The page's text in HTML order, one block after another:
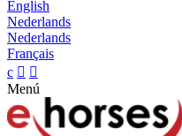
English
Nederlands
Nederlands
Français
c  
Menú